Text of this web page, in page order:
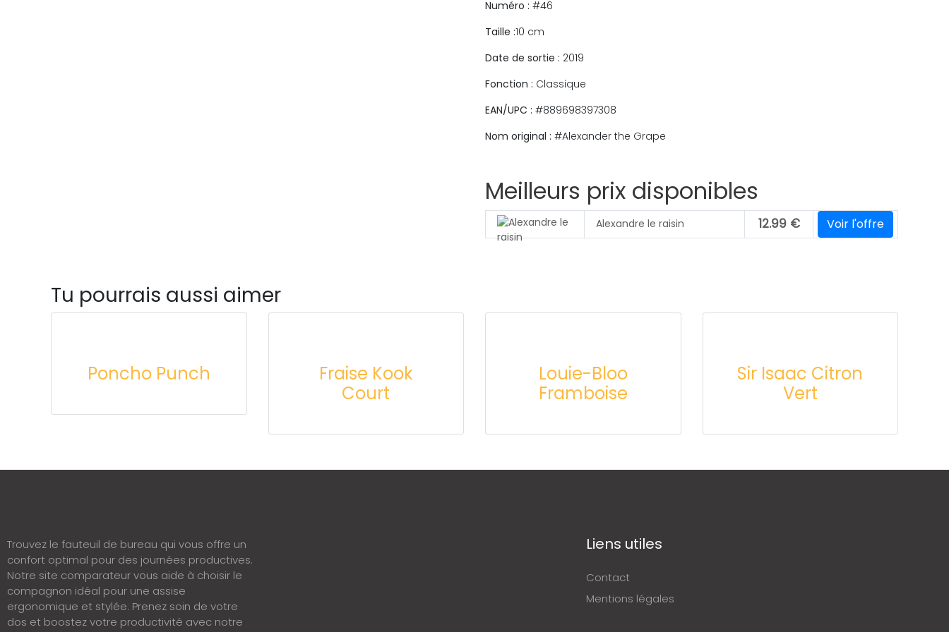
Numéro : #46
Taille :10 cm
Date de sortie : 2019
Fonction : Classique
EAN/UPC : #889698397308
Nom original : #Alexander the Grape
Meilleurs prix disponibles
Alexandre le raisin 12.99 € Voir l'offre
Tu pourrais aussi aimer
Poncho Punch
Fraise Kook
Court
Louie-Bloo
Framboise
Sir Isaac Citron
Vert
Trouvez le fauteuil de bureau qui vous offre un
confort optimal pour des journées productives.
Notre site comparateur vous aide à choisir le
compagnon idéal pour une assise
ergonomique et stylée. Prenez soin de votre
dos et boostez votre productivité avec notre
Liens utiles
Contact
Mentions légales